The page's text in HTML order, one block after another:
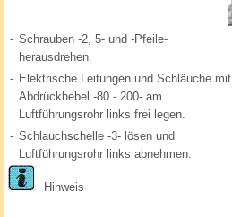
- Schrauben -2, 5- und -Pfeile-
herausdrehen.
- Elektrische Leitungen und Schläuche mit
Abdrückhebel -80 - 200- am
Luftführungsrohr links frei legen.
- Schlauchschelle -3- lösen und
Luftführungsrohr links abnehmen.
Hinweis